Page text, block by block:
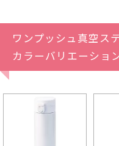
ワンプッシュ真空ス
カラーバリエーショ